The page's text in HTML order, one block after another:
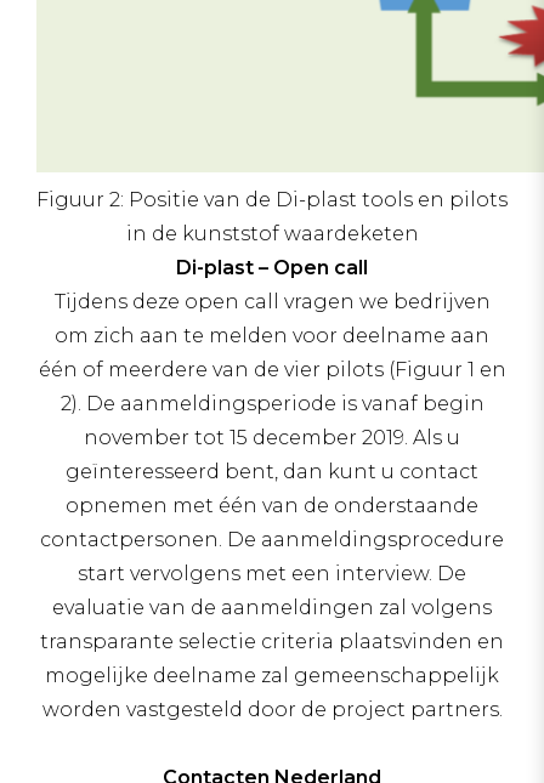
Figuur 2: Positie van de Di-plast tools en pilots
in de kunststof waardeketen
Di-plast – Open call
Tijdens deze open call vragen we bedrijven
om zich aan te melden voor deelname aan
één of meerdere van de vier pilots (Figuur 1 en
2). De aanmeldingsperiode is vanaf begin
november tot 15 december 2019. Als u
geïnteresseerd bent, dan kunt u contact
opnemen met één van de onderstaande
contactpersonen. De aanmeldingsprocedure
start vervolgens met een interview. De
evaluatie van de aanmeldingen zal volgens
transparante selectie criteria plaatsvinden en
mogelijke deelname zal gemeenschappelijk
worden vastgesteld door de project partners.
Contacten Nederland